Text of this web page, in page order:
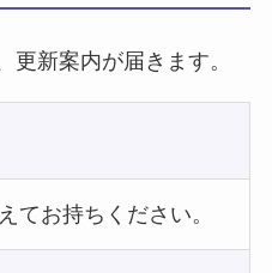
更新案内が届きます。
てお持ちください。